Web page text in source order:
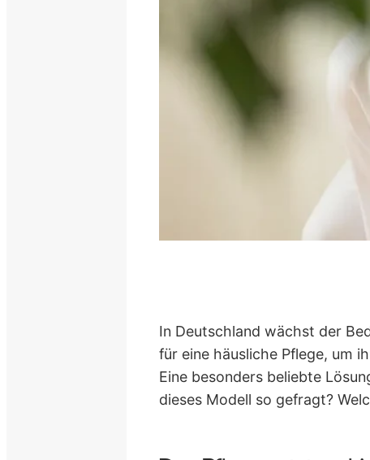
In Deutschland wächst der
für eine häusliche Pflege, um
Eine besonders beliebte
dieses Modell so gefragt?